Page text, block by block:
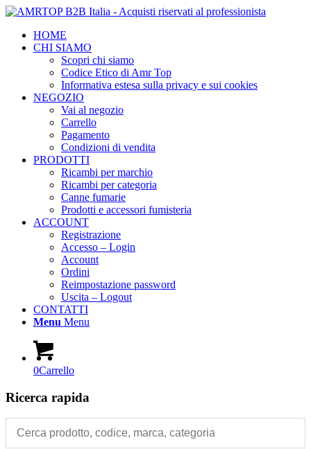
HOME
CHI SIAMO
Scopri chi siamo
Codice Etico di Amr Top
Informativa estesa sulla privacy e sui cookies
NEGOZIO
Vai al negozio
Carrello
Pagamento
Condizioni di vendita
PRODOTTI
Ricambi per marchio
Ricambi per categoria
Canne fumarie
Prodotti e accessori fumisteria
ACCOUNT
Registrazione
Accesso – Login
Account
Ordini
Reimpostazione password
Uscita – Logout
CONTATTI
Menu Menu
0Carrello
Ricerca rapida